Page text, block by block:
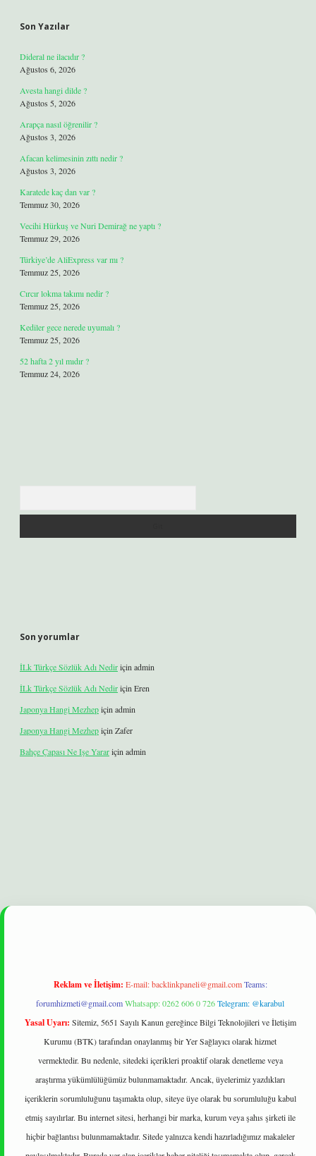
Son Yazılar
Dideral ne ilacıdır ?
Ağustos 6, 2026
Avesta hangi dilde ?
Ağustos 5, 2026
Arapça nasıl öğrenilir ?
Ağustos 3, 2026
Afacan kelimesinin zıttı nedir ?
Ağustos 3, 2026
Karatede kaç dan var ?
Temmuz 30, 2026
Vecihi Hürkuş ve Nuri Demirağ ne yaptı ?
Temmuz 29, 2026
Türkiye’de AliExpress var mı ?
Temmuz 25, 2026
Cırcır lokma takımı nedir ?
Temmuz 25, 2026
Kediler gece nerede uyumalı ?
Temmuz 25, 2026
52 hafta 2 yıl mıdır ?
Temmuz 24, 2026
Son yorumlar
İLk Türkçe Sözlük Adı Nediriçin admin
İLk Türkçe Sözlük Adı Nediriçin Eren
Japonya Hangi Mezhepiçin admin
Japonya Hangi Mezhepiçin Zafer
Bahçe Çapası Ne Işe Yarariçin admin
betexper yeni girişilbet
Reklam ve İletişim: E-mail:backlinkpaneli@gmail.com Teams:
forumhizmeti@gmail.comWhatsapp: 0262 606 0 726Telegram: @karabul
Yasal Uyarı: Sitemiz, 5651 Sayılı Kanun gereğince Bilgi Teknolojileri ve İletişim
Kurumu (BTK) tarafından onaylanmış bir Yer Sağlayıcı olarak hizmet
vermektedir. Bu nedenle, sitedeki içerikleri proaktif olarak denetleme veya
araştırma yükümlülüğümüz bulunmamaktadır. Ancak, üyelerimiz yazdıkları
içeriklerin sorumluluğunu taşımakta olup, siteye üye olarak bu sorumluluğu kabul
etmiş sayılırlar. Bu internet sitesi, herhangi bir marka, kurum veya şahıs şirketi ile
hiçbir bağlantısı bulunmamaktadır. Sitede yalnızca kendi hazırladığımız makaleler